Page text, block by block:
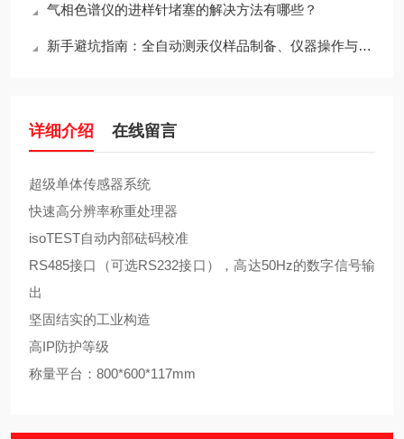
气相色谱仪的进样针堵塞的解决方法有哪些？
新手避坑指南：全自动测汞仪样品制备、仪器操作与数据校准完整操作步骤
详细介绍 在线留言
超级单体传感器系统
快速高分辨率称重处理器
isoTEST自动内部砝码校准
RS485接口（可选RS232接口），高达50Hz的数字信号输
出
坚固结实的工业构造
高IP防护等级
称量平台：800*600*117mm